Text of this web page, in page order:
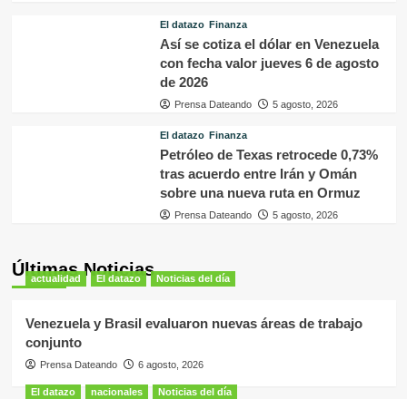
El datazo Finanza
Así se cotiza el dólar en Venezuela
con fecha valor jueves 6 de agosto
de 2026
Prensa Dateando 5 agosto, 2026
El datazo Finanza
Petróleo de Texas retrocede 0,73%
tras acuerdo entre Irán y Omán
sobre una nueva ruta en Ormuz
Prensa Dateando 5 agosto, 2026
Últimas Noticias
actualidad El datazo Noticias del día
Venezuela y Brasil evaluaron nuevas áreas de trabajo
conjunto
Prensa Dateando 6 agosto, 2026
El datazo nacionales Noticias del día